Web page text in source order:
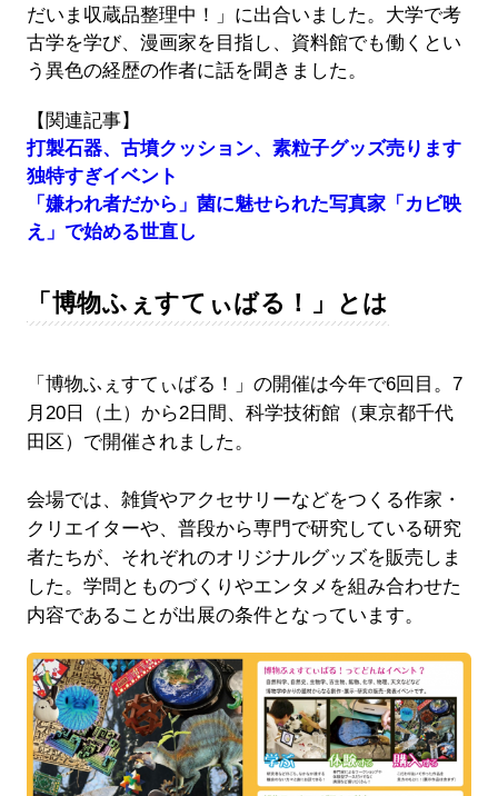
だいま収蔵品整理中！」に出合いました。大学で考
古学を学び、漫画家を目指し、資料館でも働くとい
う異色の経歴の作者に話を聞きました。
【関連記事】
打製石器、古墳クッション、素粒子グッズ売ります
独特すぎイベント
「嫌われ者だから」菌に魅せられた写真家「カビ映
え」で始める世直し
「博物ふぇすてぃばる！」とは
「博物ふぇすてぃばる！」の開催は今年で6回目。7
月20日（土）から2日間、科学技術館（東京都千代
田区）で開催されました。
会場では、雑貨やアクセサリーなどをつくる作家・
クリエイターや、普段から専門で研究している研究
者たちが、それぞれのオリジナルグッズを販売しま
した。学問とものづくりやエンタメを組み合わせた
内容であることが出展の条件となっています。